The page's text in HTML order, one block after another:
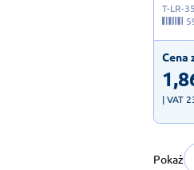
T-LR-35
Cena
| VAT
Pokaż